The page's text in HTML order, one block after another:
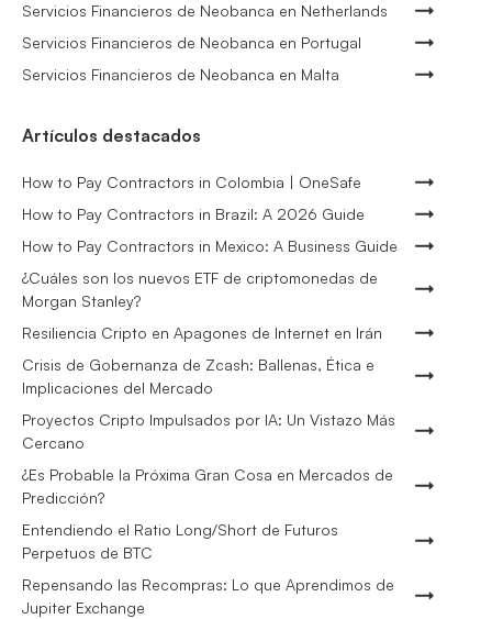
Servicios Financieros de Neobanca en Netherlands
Servicios Financieros de Neobanca en Portugal
Servicios Financieros de Neobanca en Malta
Artículos destacados
How to Pay Contractors in Colombia | OneSafe
How to Pay Contractors in Brazil: A 2026 Guide
How to Pay Contractors in Mexico: A Business Guide
¿Cuáles son los nuevos ETF de criptomonedas de
Morgan Stanley?
Resiliencia Cripto en Apagones de Internet en Irán
Crisis de Gobernanza de Zcash: Ballenas, Ética e
Implicaciones del Mercado
Proyectos Cripto Impulsados por IA: Un Vistazo Más
Cercano
¿Es Probable la Próxima Gran Cosa en Mercados de
Predicción?
Entendiendo el Ratio Long/Short de Futuros
Perpetuos de BTC
Repensando las Recompras: Lo que Aprendimos de
Jupiter Exchange